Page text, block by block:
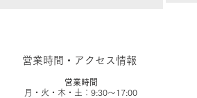
営業時間・アクセス情報
営業時間
月・火・木・土：9:30～17:00